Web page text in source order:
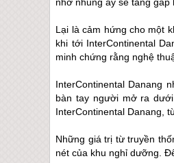
Lại là cảm hứng cho một
khi tới InterContinental
minh chứng rằng nghệ
InterContinental Danang
bàn tay người mở ra
InterContinental Danang,
Những giá trị từ truyền
nét của khu nghỉ dưỡng.